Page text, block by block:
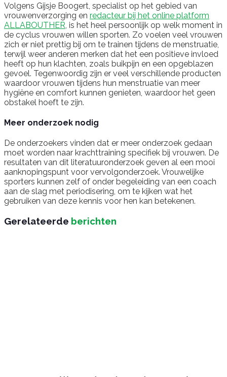
Volgens Gijsje Boogert, specialist op het gebied van
vrouwenverzorging en redacteur bij het online platform
ALLABOUTHER , is het heel persoonlijk op welk moment in
de cyclus vrouwen willen sporten. Zo voelen veel vrouwen
zich er niet prettig bij om te trainen tijdens de menstruatie,
terwijl weer anderen merken dat het een positieve invloed
heeft op hun klachten, zoals buikpijn en een opgeblazen
gevoel. Tegenwoordig zijn er veel verschillende producten
waardoor vrouwen tijdens hun menstruatie van meer
hygiëne en comfort kunnen genieten, waardoor het geen
obstakel hoeft te zijn.
Meer onderzoek nodig
De onderzoekers vinden dat er meer onderzoek gedaan
moet worden naar krachttraining specifiek bij vrouwen. De
resultaten van dit literatuuronderzoek geven al een mooi
aanknopingspunt voor vervolgonderzoek. Vrouwelijke
sporters kunnen zelf of onder begeleiding van een coach
aan de slag met periodisering, om te kijken wat het
gebruiken van deze kennis voor hen kan betekenen.
Gerelateerde berichten